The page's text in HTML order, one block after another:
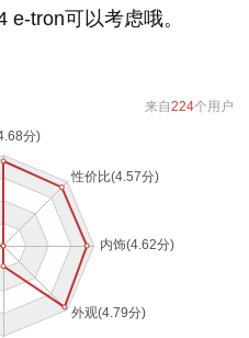
tron可以考虑哦。
来自224个用户